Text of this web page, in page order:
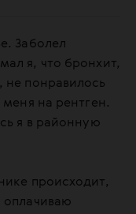
Заболел
я, что бронхит,
не понравилось
меня на рентген.
я в районную
происходит,
оплачиваю